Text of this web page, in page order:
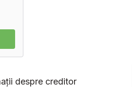
despre creditor